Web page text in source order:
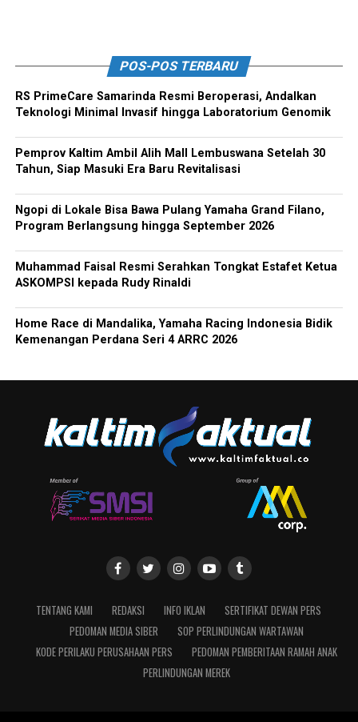
POS-POS TERBARU
RS PrimeCare Samarinda Resmi Beroperasi, Andalkan
Teknologi Minimal Invasif hingga Laboratorium Genomik
Pemprov Kaltim Ambil Alih Mall Lembuswana Setelah 30
Tahun, Siap Masuki Era Baru Revitalisasi
Ngopi di Lokale Bisa Bawa Pulang Yamaha Grand Filano,
Program Berlangsung hingga September 2026
Muhammad Faisal Resmi Serahkan Tongkat Estafet Ketua
ASKOMPSI kepada Rudy Rinaldi
Home Race di Mandalika, Yamaha Racing Indonesia Bidik
Kemenangan Perdana Seri 4 ARRC 2026
TENTANG KAMI REDAKSI INFO IKLAN
SERTIFIKAT DEWAN PERS
PEDOMAN MEDIA SIBER
SOP PERLINDUNGAN WARTAWAN
KODE PERILAKU PERUSAHAAN PERS
PEDOMAN PEMBERITAAN RAMAH ANAK
PERLINDUNGAN MEREK